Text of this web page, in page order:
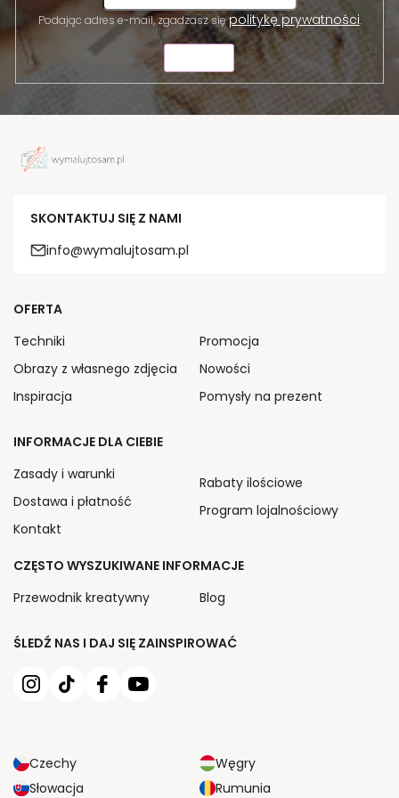
Podając adres e-mail, zgadzasz siępolitykę prywatności.
SKONTAKTUJ SIĘ Z NAMI
info@wymalujtosam.pl
ŚLEDŹ NAS I DAJ SIĘ ZAINSPIROWAĆ
Czechy
Węgry
Słowacja
Rumunia
OFERTA
Techniki
Obrazy z własnego zdjęcia
Inspiracja
Promocja
Nowości
Pomysły na prezent
INFORMACJE DLA CIEBIE
Zasady i warunki
Dostawa i płatność
Kontakt
Rabaty ilościowe
Program lojalnościowy
CZĘSTO WYSZUKIWANE INFORMACJE
Przewodnik kreatywny
Blog